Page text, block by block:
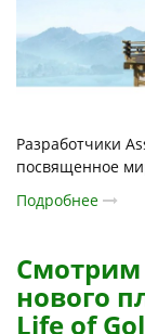
Разработчики
посвященное
Подробнее
нового
Life of